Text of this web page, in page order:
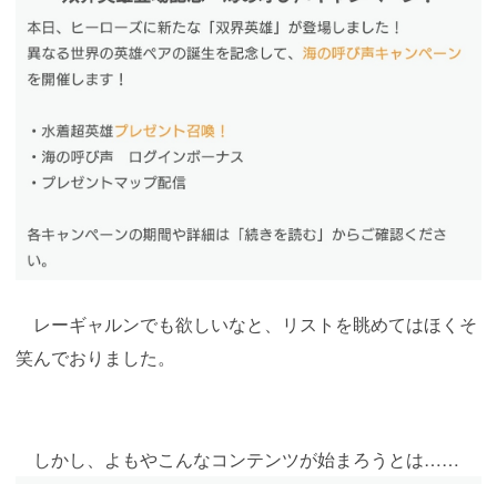
レーギャルンでも欲しいなと、リストを眺めてはほくそ
笑んでおりました。
しかし、よもやこんなコンテンツが始まろうとは……